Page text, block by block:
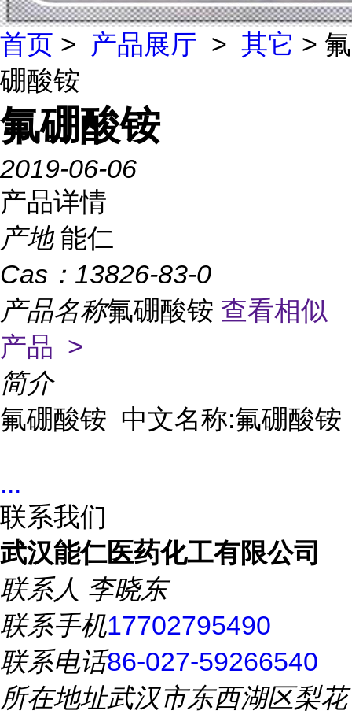
首页 > 产品展厅 > 其它 > 氟
硼酸铵
氟硼酸铵
2019-06-06
产品详情
产地 能仁
Cas： 13826-83-0
产品名称氟硼酸铵 查看相似
产品 >
简介
氟硼酸铵  中文名称:氟硼酸铵
...
联系我们
武汉能仁医药化工有限公司
联系人 李晓东
联系手机17702795490
联系电话86-027-59266540
所在地址武汉市东西湖区梨花